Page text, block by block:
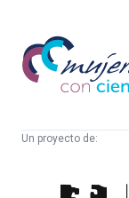
Mujeres
con
ciencia
Un proyecto de: